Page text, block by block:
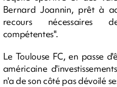
Bernard Joannin, prêt à
recours nécessaires
compétentes".
Le Toulouse FC, en passe
américaine
n'a de son côté pas dévoilé